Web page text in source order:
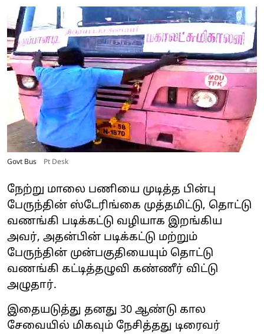
Govt Bus Pt Desk
நேற்று மாலை பணியை முடித்த பின்பு
பேருந்தின் ஸ்டேரிங்கை முத்தமிட்டு, தொட்டு
வணங்கி படிக்கட்டு வழியாக இறங்கிய
அவர், அதன்பின் படிக்கட்டு மற்றும்
பேருந்தின் முன்பகுதியையும் தொட்டு
வணங்கி கட்டித்தழுவி கண்ணீர் விட்டு
அழுதார்.
இதையடுத்து தனது 30 ஆண்டு கால
சேவையில் மிகவும் நேசித்தது டிரைவர்